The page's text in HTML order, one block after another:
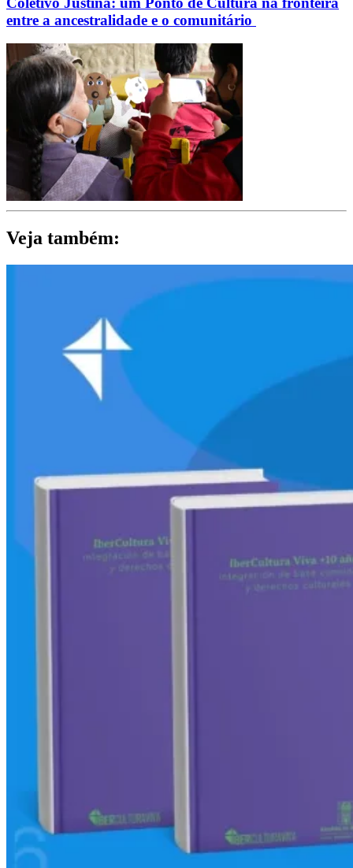
entre a ancestralidade e o comunitário
Veja também: